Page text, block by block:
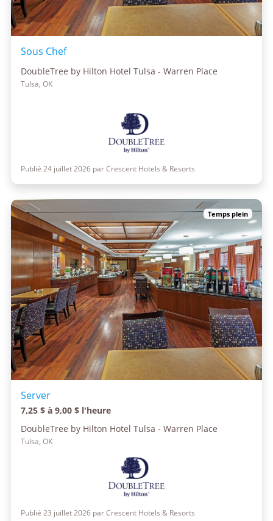
Sous Chef
DoubleTree by Hilton Hotel Tulsa - Warren Place
Tulsa, OK
Publié 24 juillet 2026 par Crescent Hotels & Resorts
Temps plein
Server
7,25 $ à 9,00 $ l'heure
DoubleTree by Hilton Hotel Tulsa - Warren Place
Tulsa, OK
Publié 23 juillet 2026 par Crescent Hotels & Resorts